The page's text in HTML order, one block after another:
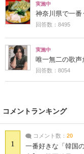
実施中
神奈川県で一番
回答数：8495
実施中
唯一無二の歌声
回答数：8054
コメントランキング
1
コメント数： 20
一番好きな「韓国